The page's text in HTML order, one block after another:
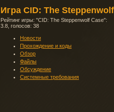
Игра CID: The
Рейтинг игры: "CID: The Steppenwolf Case":
3.8 , голосов: 38
Новости
Прохождение и коды
Обзор
Файлы
Обсуждение
Системные требования